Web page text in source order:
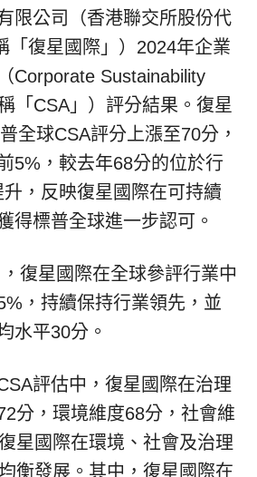
限公司（香港聯交所股份代
「復星國際」）2024年企業
Corporate Sustainability
「CSA」）評分結果。復星
全球CSA評分上漲至70分，
5%，較去年68分的位於行
，反映復星國際在可持續
得標普全球進一步認可。
復星國際在全球參評行業中
，持續保持行業領先，並
水平30分。
評估中，復星國際在治理
分，環境維度68分，社會維
星國際在環境、社會及治理
衡發展。其中，復星國際在